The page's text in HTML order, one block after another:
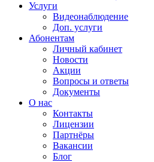
Услуги
Видеонаблюдение
Доп. услуги
Абонентам
Личный кабинет
Новости
Акции
Вопросы и ответы
Документы
О нас
Контакты
Лицензии
Партнёры
Вакансии
Блог